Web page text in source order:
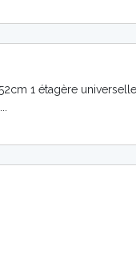
1 étagère